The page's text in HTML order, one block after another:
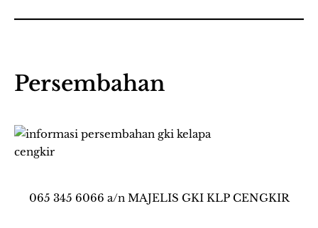
Persembahan
065 345 6066 a/n MAJELIS GKI KLP CENGKIR